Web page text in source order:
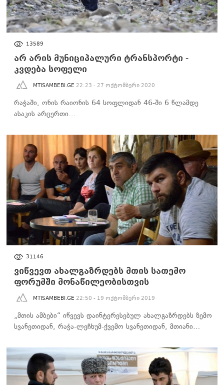
13589
არ არის მუნიციპალური ტრანსპორტი -
კვდება სოფელი
MTISAMBEBI.GE 22:23 - 27 ოქტომბერი 2020
რაჭაში, ონის რაიონის 64 სოფლიდან 46-ში 6 წლამდე
ასაკის არცერთი…
31146
ვიწვევთ ახალგაზრდებს მთის სათემო
ფორუმში მონაწილეობისთვის
MTISAMBEBI.GE 22:50 - 19 ოქტომბერი 2019
„მთის ამბები“ იწვევს დაინტერესებულ ახალგაზრდებს ზემო
სვანეთიდან, რაჭა-ლეჩხუმ-ქვემო სვანეთიდან, მთიანი…